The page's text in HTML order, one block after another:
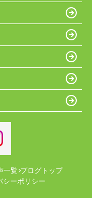
一覧 ブログトップ
シーポリシー